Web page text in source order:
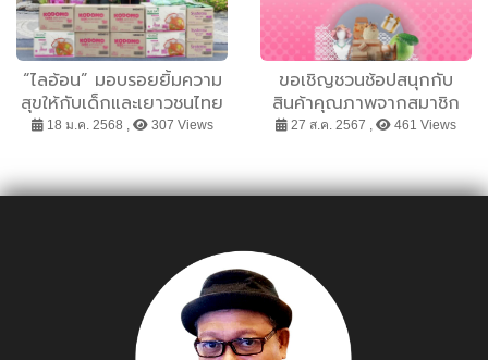
“ไลอ้อน” มอบรอยยิ้มความ
สุขให้กับเด็กและเยาวชนไทย
สนับสนุนงานวันเด็กแห่งชาติ
18 ม.ค. 2568 , 307 Views
ขอเชิญชวนช้อปสนุกกับ
สินค้าคุณภาพจากสมาชิก
เครือข่าย Biz Club ทั่ว
27 ส.ค. 2567 , 461 Views